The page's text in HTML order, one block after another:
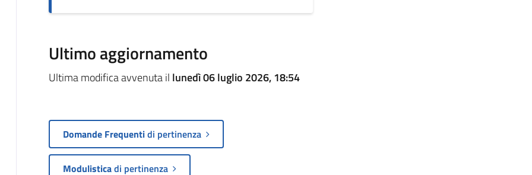
Ultimo aggiornamento
Ultima modifica avvenuta il lunedì 06 luglio 2026, 18:54
Domande Frequentidi pertinenza
Modulisticadi pertinenza